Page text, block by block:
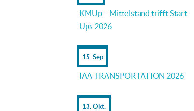
KMUp – Mittelstand trifft Start-
Ups 2026
15. Sep
IAA TRANSPORTATION 2026
13. Okt.